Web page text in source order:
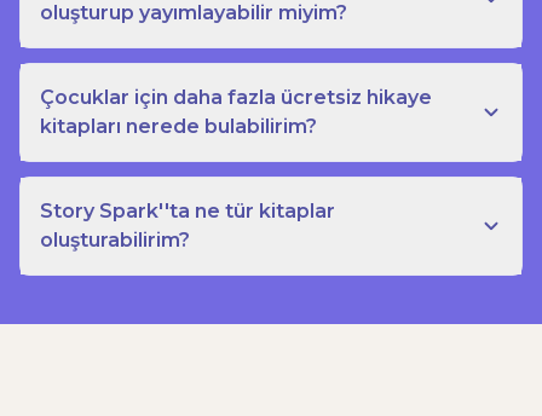
oluşturup yayımlayabilir miyim?
Çocuklar için daha fazla ücretsiz hikaye
kitapları nerede bulabilirim?
Story Spark''ta ne tür kitaplar
oluşturabilirim?